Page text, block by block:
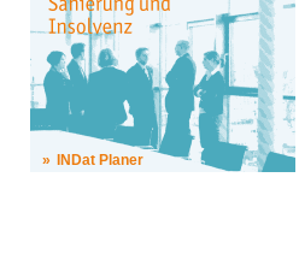
INDat Planer